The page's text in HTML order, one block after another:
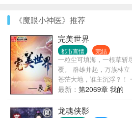
《魔眼小神医》推荐
完美世界
都市言情 完结
一粒尘可填海，一根草斩
覆。 群雄并起，万族林
苍茫大地，谁主沉浮？！
切从这里开始…… ;
最新： 第2069章 我的
龙魂侠影